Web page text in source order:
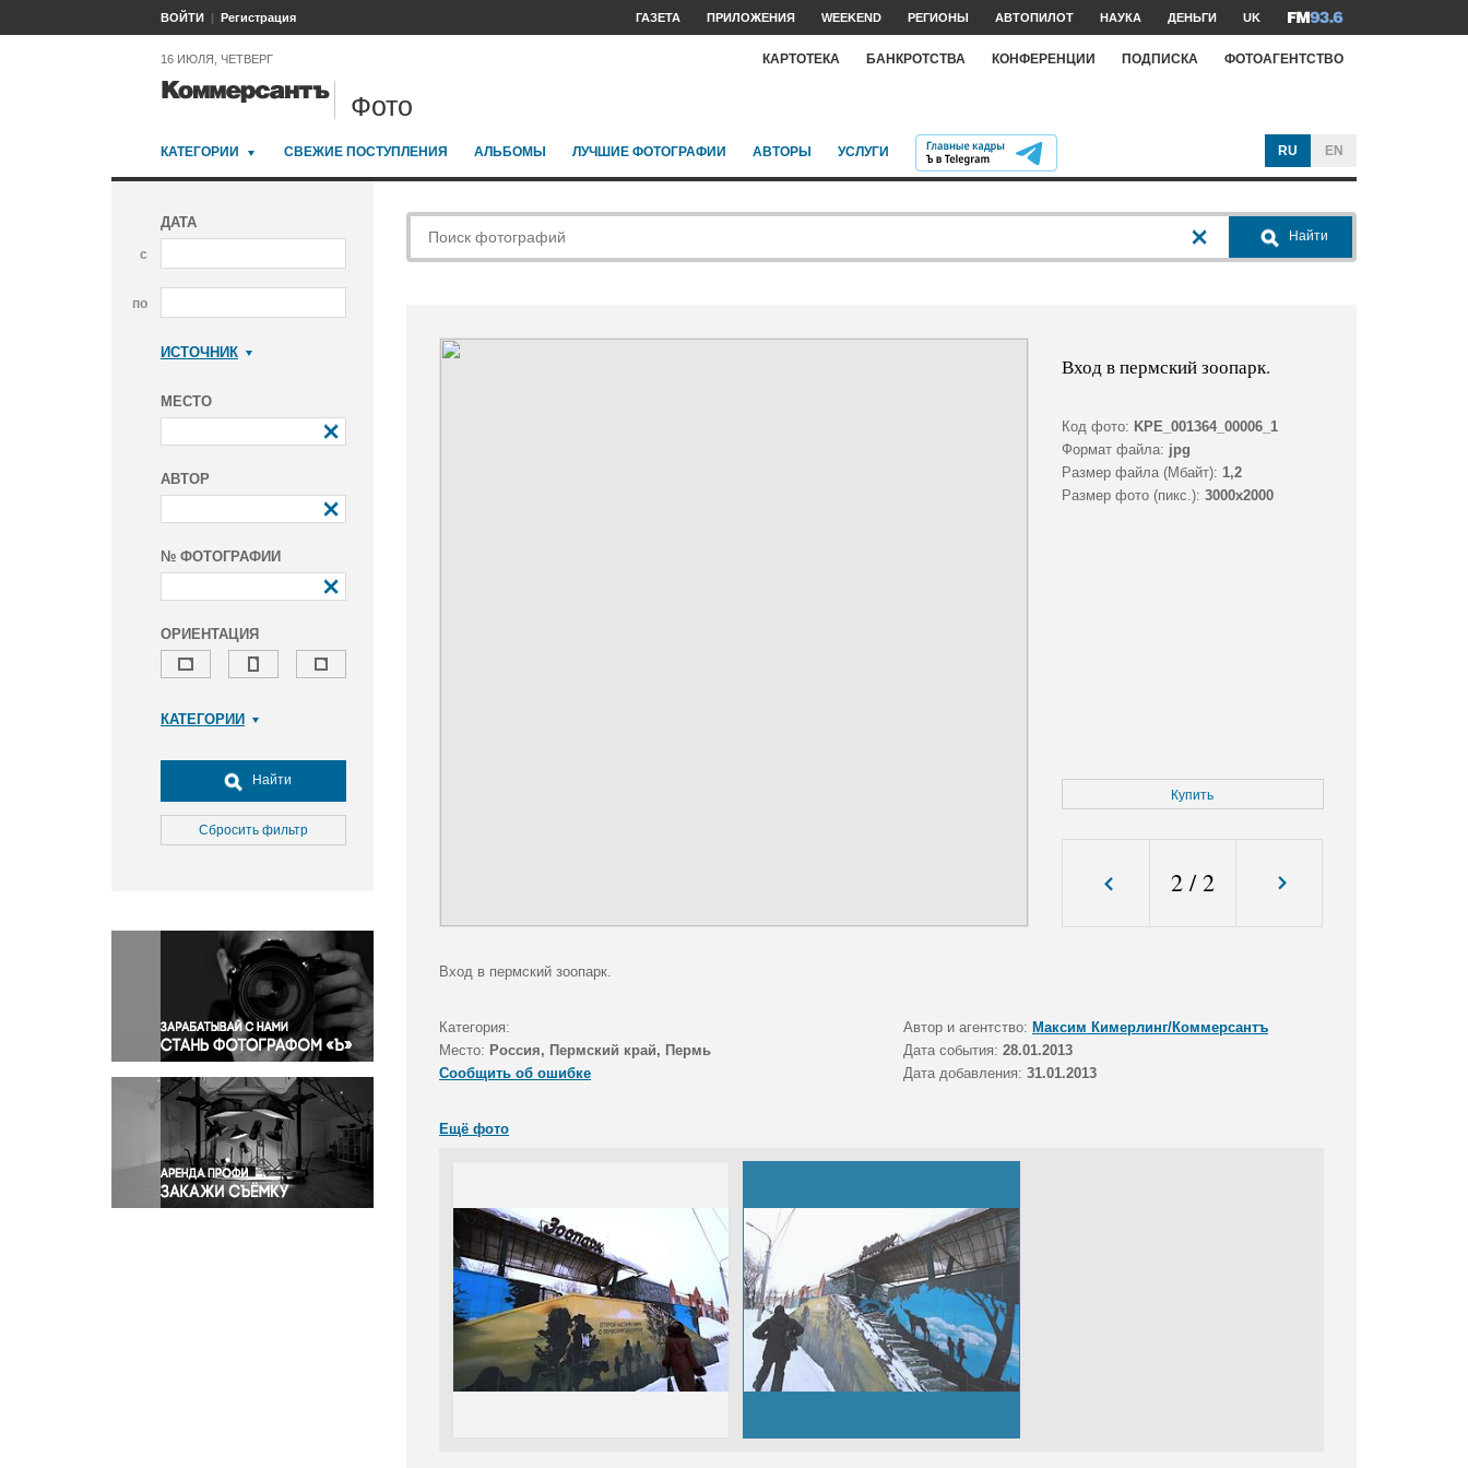
ВОЙТИ Регистрация ГАЗЕТА ПРИЛОЖЕНИЯ WEEKEND РЕГИОНЫ АВТОПИЛОТ НАУКА ДЕНЬГИ UK
16 ИЮЛЯ, ЧЕТВЕРГ КАРТОТЕКА БАНКРОТСТВА КОНФЕРЕНЦИИ ПОДПИСКА ФОТОАГЕНТСТВО
Фото
КАТЕГОРИИ СВЕЖИЕ ПОСТУПЛЕНИЯ АЛЬБОМЫ ЛУЧШИЕ ФОТОГРАФИИ АВТОРЫ УСЛУГИ RU EN
ДАТА
с
по
ИСТОЧНИК
МЕСТО
АВТОР
№ ФОТОГРАФИИ
ОРИЕНТАЦИЯ
КАТЕГОРИИ
Досуг, туризм и отдых
Культура
Медицина
Окружающая среда
Политика
Правосудие
Происшествия и конфликты
Религия
Светская жизнь
Спорт
Экология
Экономика и бизнес
Найти
Сбросить фильтр
Найти
Вход в пермский зоопарк.
Код фото: KPE_001364_00006_1
Формат файла: jpg
Размер файла (Мбайт): 1,2
Размер фото (пикс.): 3000x2000
Купить
2/2
Вход в пермский зоопарк.
Категория: Автор и агентство: Максим Кимерлинг/Коммерсантъ
Место: Россия, Пермский край, Пермь Дата события: 28.01.2013
Сообщить об ошибке
Дата добавления: 31.01.2013
Ещё фото